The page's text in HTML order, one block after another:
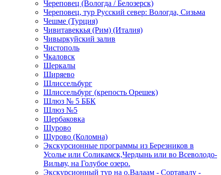
Череповец (Вологда / Белозерск)
Череповец, тур Русский север: Вологда, Сизьма
Чешме (Турция)
Чивитавеккья (Рим) (Италия)
Чивыркуйский залив
Чистополь
Чкаловск
Шеркалы
Ширяево
Шлиссельбург
Шлиссельбург (крепость Орешек)
Шлюз № 5 ББК
Шлюз №5
Щербаковка
Щурово
Щурово (Коломна)
Экскурсионные программы из Березников в
Усолье или Соликамск,Чердынь или во Всеволодо-
Вильву, на Голубое озеро.
Экскурсионный тур на о.Валаам - Сортавалу -